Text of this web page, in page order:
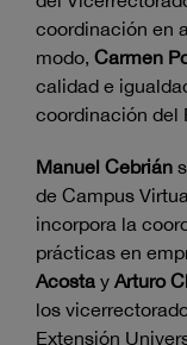
coordinación en
modo, Carmen
calidad e
coordinación del
Manuel Cebrián
de Campus
incorpora la
prácticas en
Acosta y Arturo
los
Extensión